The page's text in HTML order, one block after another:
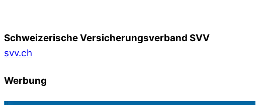
Schweizerische Versicherungsverband SVV
svv.ch
Werbung